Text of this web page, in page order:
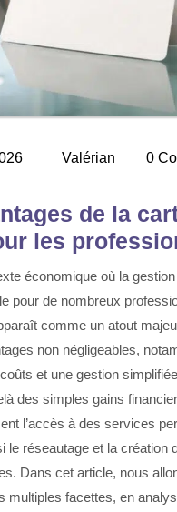
Valérian Valérian
0
de la
les
pour de nombreux
comme un atout
non négligeables,
et une gestion
des simples gains
l’accès à des services
le réseautage et la création
Dans cet article, nous
multiples facettes, en